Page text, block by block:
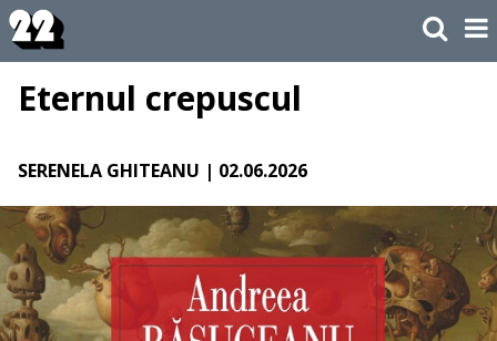
Eternul crepuscul
SERENELA GHITEANU | 02.06.2026